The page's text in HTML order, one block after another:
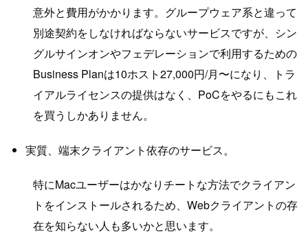
意外と費用がかかります。グループウェア系と違って
別途契約をしなければならないサービスですが、シン
グルサインオンやフェデレーションで利用するための
Business Planは10ホスト27,000円/月〜になり、トラ
イアルライセンスの提供はなく、PoCをやるにもこれ
を買うしかありません。
実質、端末クライアント依存のサービス。
特にMacユーザーはかなりチートな方法でクライアン
トをインストールされるため、Webクライアントの存
在を知らない人も多いかと思います。